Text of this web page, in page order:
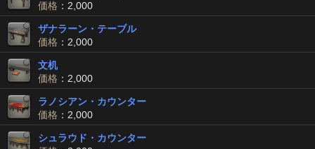
価格 ：2,000
ザナラーン・テーブル
価格 ：2,000
文机
価格 ：2,000
ラノシアン・カウンター
価格 ：2,000
シュラウド・カウンター